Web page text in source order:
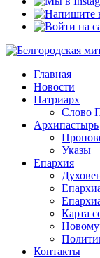
Главная
Новости
Патриарх
Слово
Архипастырь
Указы
Епархия
Карта
Контакты